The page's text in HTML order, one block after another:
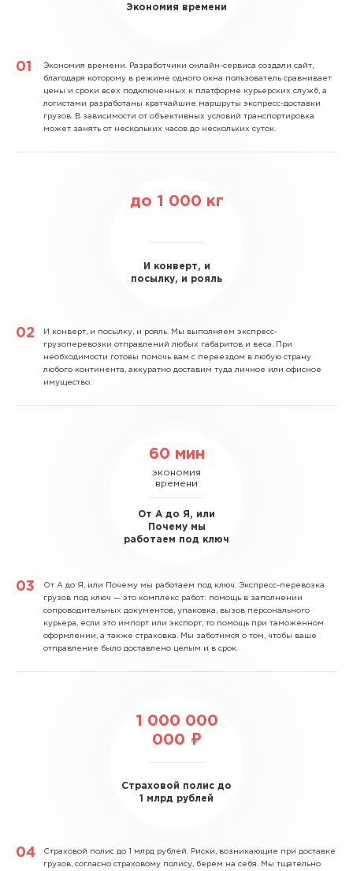
Экономия времени
Экономия времени. Разработчики онлайн-сервиса создали сайт,
благодаря которому в режиме одного окна пользователь сравнивает
цены и сроки всех подключенных к платформе курьерских служб, а
логистами разработаны кратчайшие маршруты экспресс-доставки
грузов. В зависимости от объективных условий транспортировка
может занять от нескольких часов до нескольких суток.
до 1 000 кг
И конверт, и
посылку, и рояль
И конверт, и посылку, и рояль. Мы выполняем экспресс-
грузоперевозки отправлений любых габаритов и веса. При
необходимости готовы помочь вам с переездом в любую страну
любого континента, аккуратно доставим туда личное или офисное
имущество.
60 мин
экономия
времени
От А до Я, или
Почему мы
работаем под ключ
От А до Я, или Почему мы работаем под ключ. Экспресс-перевозка
грузов под ключ — это комплекс работ: помощь в заполнении
сопроводительных документов, упаковка, вызов персонального
курьера, если это импорт или экспорт, то помощь при таможенном
оформлении, а также страховка. Мы заботимся о том, чтобы ваше
отправление было доставлено целым и в срок.
1 000 000
000 ₽
Страховой полис до
1 млрд рублей
Страховой полис до 1 млрд рублей. Риски, возникающие при доставке
грузов, согласно страховому полису, берем на себя. Мы тщательно